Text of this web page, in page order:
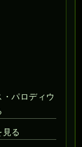
パロディウ
見る